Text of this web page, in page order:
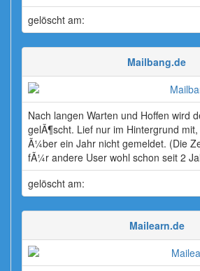
gelöscht am:
Mailbang.de
Nach langen Warten und Hoffen wird
gelÃ¶scht. Lief nur im Hintergrund
Ã¼ber ein Jahr nicht gemeldet. (Die
fÃ¼r andere User wohl schon seit 2
gelöscht am:
Mailearn.de